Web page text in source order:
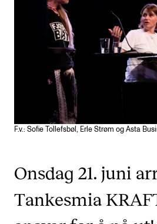
VERKTØY OG HJELP
IT og digitale tjenester
Innkjøp og økonomi
Kommunikasjon
Rom og bygg
UNDERVISNING OG
F.v.: Sofie Tollefsbøl, Erle Strøm og Asta
Onsdag 21. juni
Tankesmia